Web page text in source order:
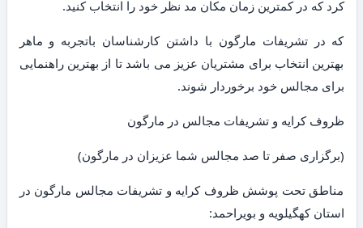
کرد که در کمترین زمان مکان مد نظر خود را انتخاب کنید.
که در تشریفات مارگون با داشتن کارشناسان باتجربه و ماهر
بهترین انتخاب برای مشتریان عزیز می باشد تا از بهترین راهنمایی
برای مجالس خود برخوردار شوند.
ظروف کرایه و تشریفات مجالس در مارگون
(برگزاری صفر تا صد مجالس شما عزیزان در مارگون)
مناطق تحت پوشش ظروف کرایه و تشریفات مجالس مارگون در
استان کهگیلویه و بویراحمد: